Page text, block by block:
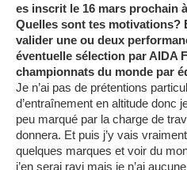
es inscrit le 16 mars prochain
Quelles sont tes motivations?
valider une ou deux
éventuelle sélection par AIDA
championnats du monde par
Je n’ai pas de prétentions
d’entraînement en altitude donc
peu marqué par la charge de
donnera. Et puis j’y vais
quelques marques et voir du
j’en serai ravi mais je n’ai